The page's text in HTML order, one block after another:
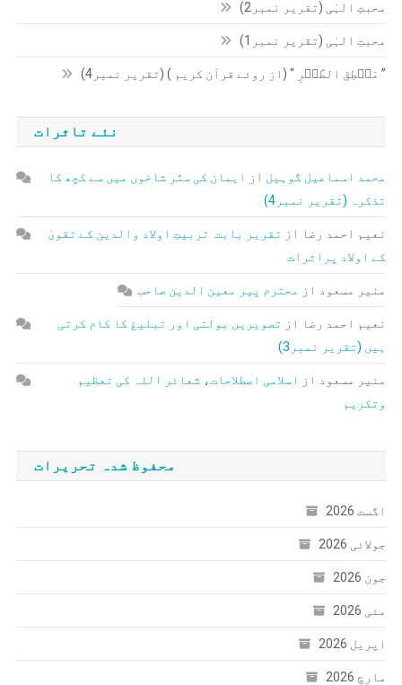
محبتِ الہٰی (تقریر نمبر2)
محبتِ الہٰی (تقریر نمبر1)
” مَنۡطِقَ الطَّیۡرِ “ (از روئے قرآن کریم ) (تقریر نمبر4)
نئے تاثرات
محمد اسماعیل گوہیل از
ایمان کی ستّر شاخوں میں سے کچھ کا
تذکرہ (تقریر نمبر4)
نعیم احمد رضا از تقریر بابت تربیتِ اولاد والدین کے تقویٰ
کے اولاد پراثرات
منیر مسعود از محترم پیر معین الدین صاحب
نعیم احمد رضا از تصویریں بولتی اور تبلیغ کا کام کرتی
ہیں (تقریر نمبر3)
منیر مسعود از
اسلامی اصطلاحات، شعائر اللہ کی تعظیم
وتکریم
محفوظ شدہ تحریرات
اگست 2026
جولائی 2026
جون 2026
مئی 2026
اپریل 2026
مارچ 2026